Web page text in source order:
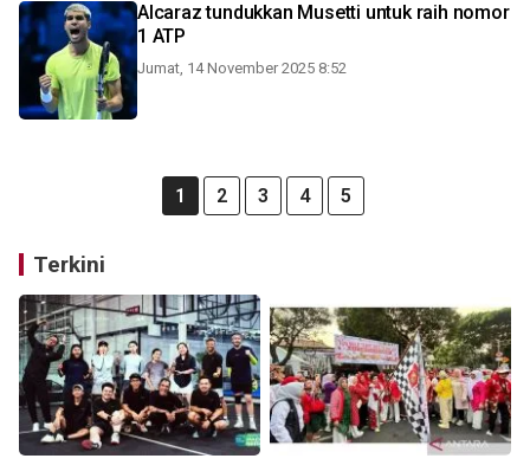
Alcaraz tundukkan Musetti untuk raih nomor
1 ATP
Jumat, 14 November 2025 8:52
1 2 3 4 5
Terkini